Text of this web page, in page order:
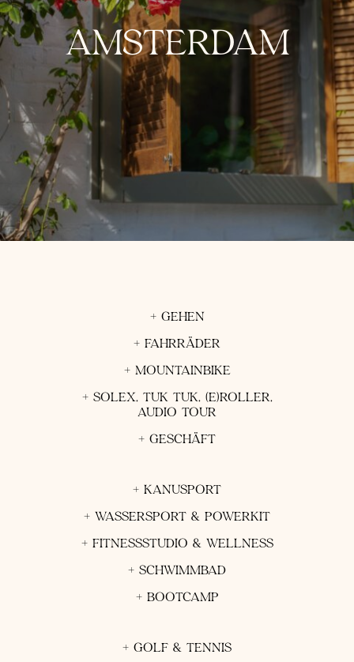
AMSTERDAM
+ GEHEN
+ FAHRRÄDER
+ MOUNTAINBIKE
+ SOLEX, TUK TUK, (E)ROLLER,
AUDIO TOUR
+ GESCHÄFT
+ KANUSPORT
+ WASSERSPORT & POWERKIT
+ FITNESSSTUDIO & WELLNESS
+ SCHWIMMBAD
+ BOOTCAMP
+ GOLF & TENNIS